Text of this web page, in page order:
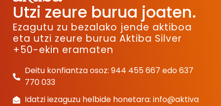
Utzi zeure burua joaten.
Ezagutu zu bezalako jende aktiboa
eta utzi zeure burua Aktiba Silver
+50-ekin eramaten
Deitu konfiantza osoz: 944 455 667 edo 637
770 033
Idatzi iezaguzu helbide honetara: info@aktiva